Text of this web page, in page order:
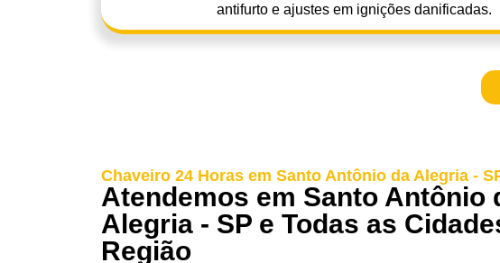
antifurto e ajustes em ignições danificadas.
Chaveiro 24 Horas em Santo Antônio da Alegria -
Atendemos em Santo Antônio
Alegria - SP e Todas as
Região